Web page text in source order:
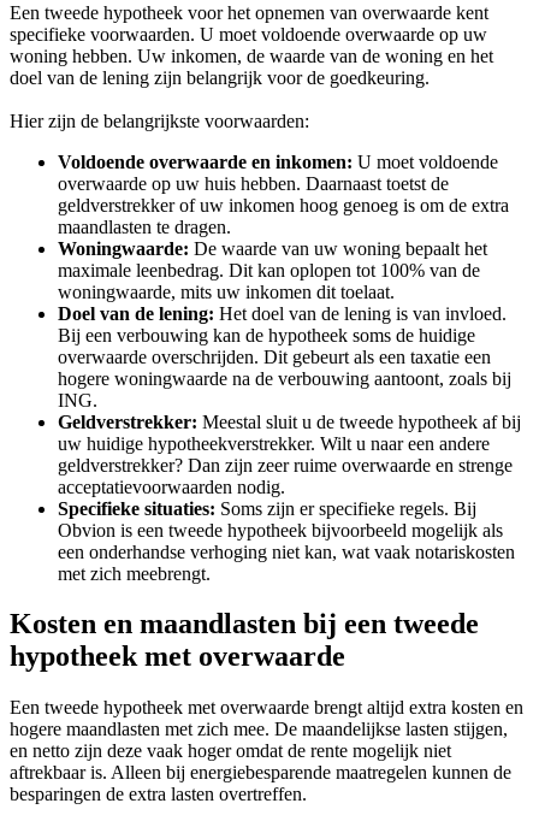
Een tweede hypotheek voor het opnemen van overwaarde kent
specifieke voorwaarden. U moet voldoende overwaarde op uw
woning hebben. Uw inkomen, de waarde van de woning en het
doel van de lening zijn belangrijk voor de goedkeuring.
Hier zijn de belangrijkste voorwaarden:
Voldoende overwaarde en inkomen: U moet voldoende
overwaarde op uw huis hebben. Daarnaast toetst de
geldverstrekker of uw inkomen hoog genoeg is om de extra
maandlasten te dragen.
Woningwaarde: De waarde van uw woning bepaalt het
maximale leenbedrag. Dit kan oplopen tot 100% van de
woningwaarde, mits uw inkomen dit toelaat.
Doel van de lening: Het doel van de lening is van invloed.
Bij een verbouwing kan de hypotheek soms de huidige
overwaarde overschrijden. Dit gebeurt als een taxatie een
hogere woningwaarde na de verbouwing aantoont, zoals bij
ING.
Geldverstrekker: Meestal sluit u de tweede hypotheek af bij
uw huidige hypotheekverstrekker. Wilt u naar een andere
geldverstrekker? Dan zijn zeer ruime overwaarde en strenge
acceptatievoorwaarden nodig.
Specifieke situaties: Soms zijn er specifieke regels. Bij
Obvion is een tweede hypotheek bijvoorbeeld mogelijk als
een onderhandse verhoging niet kan, wat vaak notariskosten
met zich meebrengt.
Kosten en maandlasten bij een tweede
hypotheek met overwaarde
Een tweede hypotheek met overwaarde brengt altijd extra kosten en
hogere maandlasten met zich mee. De maandelijkse lasten stijgen,
en netto zijn deze vaak hoger omdat de rente mogelijk niet
aftrekbaar is. Alleen bij energiebesparende maatregelen kunnen de
besparingen de extra lasten overtreffen.